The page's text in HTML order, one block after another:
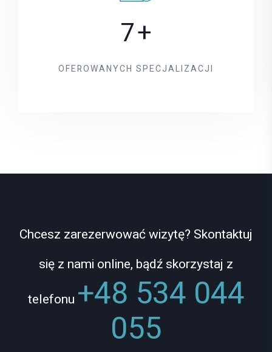
7+
OFEROWANYCH SPECJALIZACJI
Chcesz zarezerwować wizytę? Skontaktuj
się z nami online, bądź skorzystaj z
telefonu +48 534 044
055